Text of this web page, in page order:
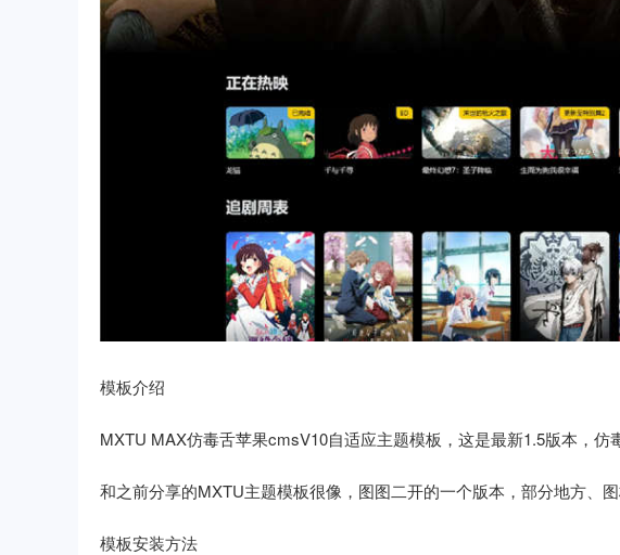
模板介绍
MXTU MAX仿毒舌苹果cmsV10自适应主题模板，这是最新1.5版本，仿
和之前分享的MXTU主题模板很像，图图二开的一个版本，部分地方、
模板安装方法